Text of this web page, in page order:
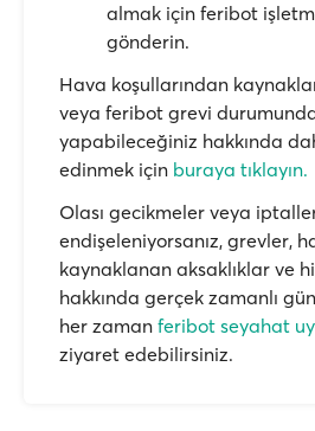
almak için feribot
gönderin.
Hava koşullarından
veya feribot grevi
yapabileceğiniz hakkında
edinmek için buraya tıklayın.
Olası gecikmeler veya
endişeleniyorsanız, grevler,
kaynaklanan aksaklıklar ve
hakkında gerçek zamanlı
her zaman feribot seyahat
ziyaret edebilirsiniz.